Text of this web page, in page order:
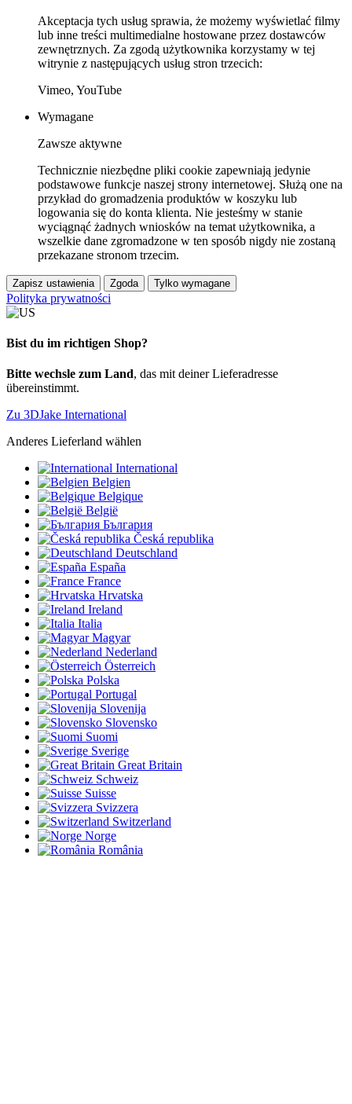
Akceptacja tych usług sprawia, że możemy wyświetlać filmy
lub inne treści multimedialne hostowane przez dostawców
zewnętrznych. Za zgodą użytkownika korzystamy w tej
witrynie z następujących usług stron trzecich:
Vimeo, YouTube
Wymagane
Zawsze aktywne
Technicznie niezbędne pliki cookie zapewniają jedynie
podstawowe funkcje naszej strony internetowej. Służą one na
przykład do gromadzenia produktów w koszyku lub
logowania się do konta klienta. Nie jesteśmy w stanie
wyciągnąć żadnych wniosków na temat użytkownika, a
wszelkie dane zgromadzone w ten sposób nigdy nie zostaną
przekazane stronom trzecim.
Zapisz ustawienia Zgoda Tylko wymagane
Polityka prywatności
Bist du im richtigen Shop?
Bitte wechsle zum Land, das mit deiner Lieferadresse
übereinstimmt.
Zu 3DJake International
Anderes Lieferland wählen
International
Belgien
Belgique
België
България
Česká republika
Deutschland
España
France
Hrvatska
Ireland
Italia
Magyar
Nederland
Österreich
Polska
Portugal
Slovenija
Slovensko
Suomi
Sverige
Great Britain
Schweiz
Suisse
Svizzera
Switzerland
Norge
România